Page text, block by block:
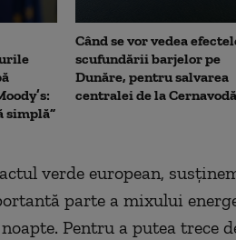
simplă”
Când se vor vedea
scufundării barjelor pe
Dunăre, pentru salvarea
centralei de la Cernavodă
verde european,
ortantă parte a mixului
Pentru a putea trece